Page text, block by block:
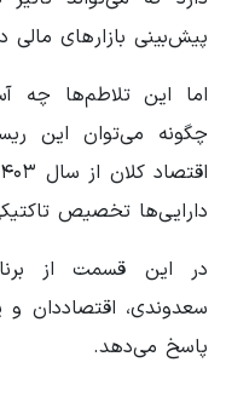
پیش‌بینی بازارهای مالی
اما این تلاطم‌ها چه
چگونه می‌توان این
دارایی‌ها تخصیص
در این قسمت از
سعدوندی، اقتصاددان و
پاسخ می‌دهد.